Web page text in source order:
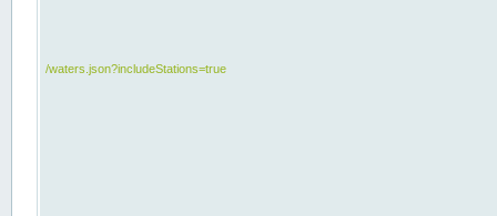
/waters.json?includeStations=true